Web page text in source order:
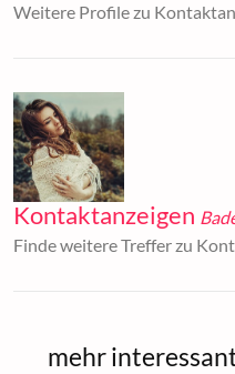
Weitere Profile zu
Kontaktanzeigen
Finde weitere Treffer zu
mehr